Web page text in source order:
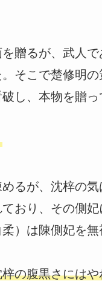
贈るが、武人
そこで楚修明
し、本物を贈
るが、沈梓の
おり、その側
）は陳側妃を
の腹黒さには